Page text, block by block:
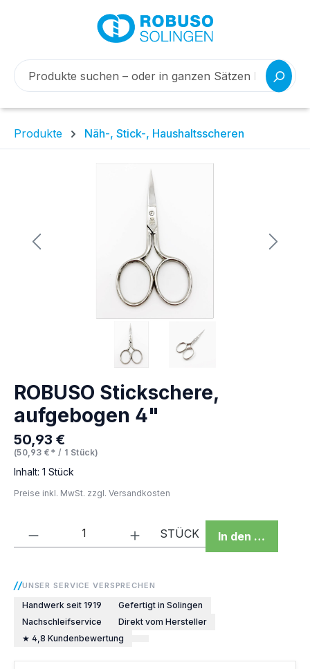
Produkte Näh-, Stick-, Haushaltsscheren
Bildergalerie überspringen
ROBUSO Stickschere,
aufgebogen 4"
Regulärer Preis:
50,93 €
(50,93 €* / 1 Stück)
Inhalt: 1 Stück
Preise inkl. MwSt. zzgl. Versandkosten
Produkt Anzahl: Gib den
STÜCK In den
UNSER SERVICE VERSPRECHEN
Handwerk seit 1919
Gefertigt in Solingen
Nachschleifservice
Direkt vom Hersteller
★ 4,8 Kundenbewertung